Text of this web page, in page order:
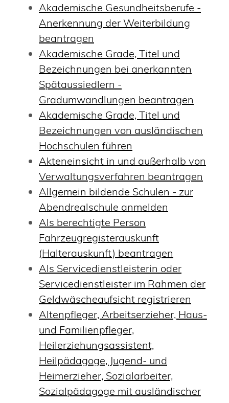
Akademische Gesundheitsberufe -
Anerkennung der Weiterbildung
beantragen
Akademische Grade, Titel und
Bezeichnungen bei anerkannten
Spätaussiedlern -
Gradumwandlungen beantragen
Akademische Grade, Titel und
Bezeichnungen von ausländischen
Hochschulen führen
Akteneinsicht in und außerhalb von
Verwaltungsverfahren beantragen
Allgemein bildende Schulen - zur
Abendrealschule anmelden
Als berechtigte Person
Fahrzeugregisterauskunft
(Halterauskunft) beantragen
Als Servicedienstleisterin oder
Servicedienstleister im Rahmen der
Geldwäscheaufsicht registrieren
Altenpfleger, Arbeitserzieher, Haus-
und Familienpfleger,
Heilerziehungsassistent,
Heilpädagoge, Jugend- und
Heimerzieher, Sozialarbeiter,
Sozialpädagoge mit ausländischer